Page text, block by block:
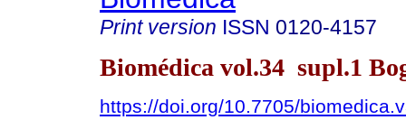
Print version ISSN 0120-4157
Biomédica vol.34 supl.1
https://doi.org/10.7705/